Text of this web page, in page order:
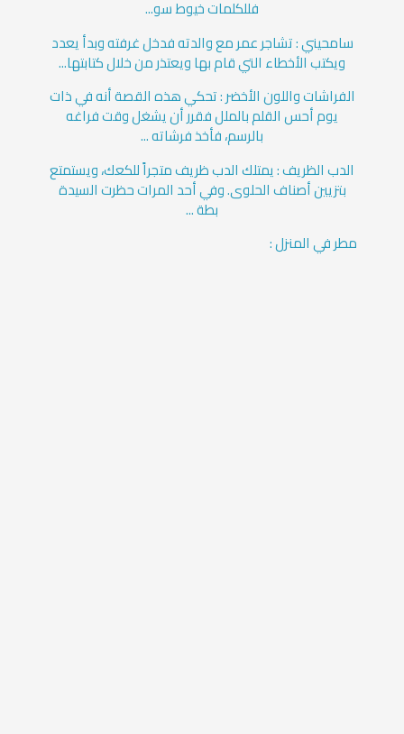
فللكلمات خيوط سو...
سامحيني : تشاجر عمر مع والدته فدخل غرفته وبدأ يعدد
ويكتب الأخطاء التي قام بها ويعتذر من خلال كتابتها...
الفراشات واللون الأخضر : تحكي هذه القصة أنه في ذات
يوم أحس القلم بالملل فقرر أن يشغل وقت فراغه
بالرسم، فأخذ فرشاته ...
الدب الظريف : يمتلك الدب ظريف متجراً للكعك، ويستمتع
بتزيين أصناف الحلوى. وفي أحد المرات حظرت السيدة
بطة ...
مطر في المنزل :